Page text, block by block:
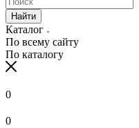
Найти
Каталог
По всему сайту
По каталогу
0
0